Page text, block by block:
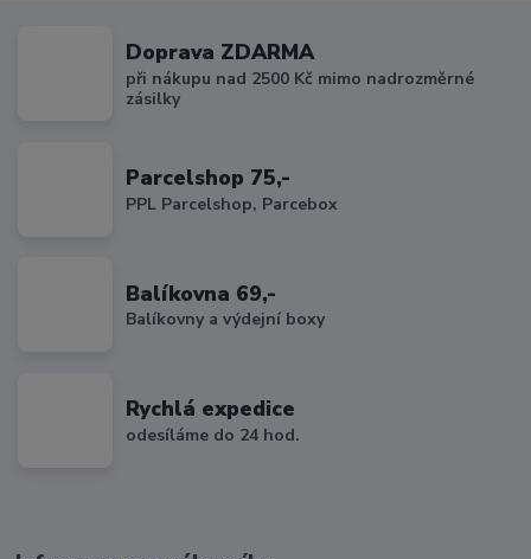
Doprava ZDARMA
při nákupu nad 2500 Kč mimo nadrozměrné
zásilky
Parcelshop 75,-
PPL Parcelshop, Parcebox
Balíkovna 69,-
Balíkovny a výdejní boxy
Rychlá expedice
odesíláme do 24 hod.